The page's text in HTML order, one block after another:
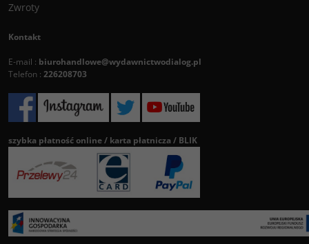
Zwroty
Kontakt
E-mail : biurohandlowe@wydawnictwodialog.pl
Telefon : 226208703
szybka płatność online / karta płatnicza / BLIK